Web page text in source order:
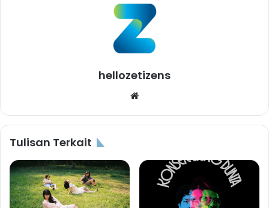
hellozetizens
Tulisan Terkait